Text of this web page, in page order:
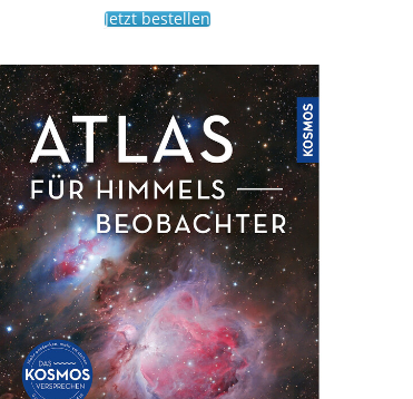
Jetzt bestellen